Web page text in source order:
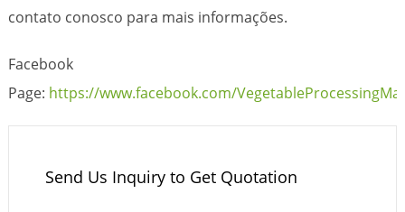
contato conosco para mais informações.
Facebook
Page: https://www.facebook.com/
Send Us Inquiry to Get Quotation